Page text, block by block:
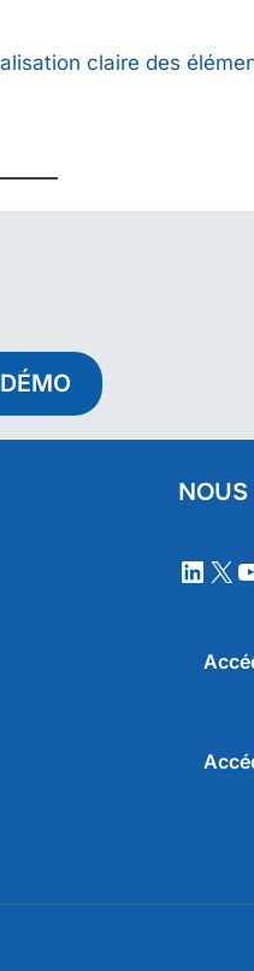
claire des
X